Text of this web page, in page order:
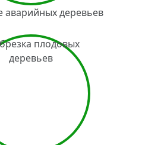
аварийных деревьев